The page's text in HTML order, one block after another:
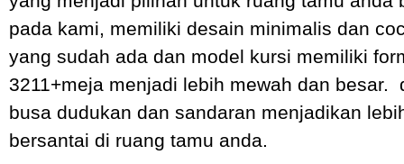
pada kami, memiliki desain minimalis dan
yang sudah ada dan model kursi memiliki
3211+meja menjadi lebih mewah dan besar.
busa dudukan dan sandaran menjadikan
bersantai di ruang tamu anda.